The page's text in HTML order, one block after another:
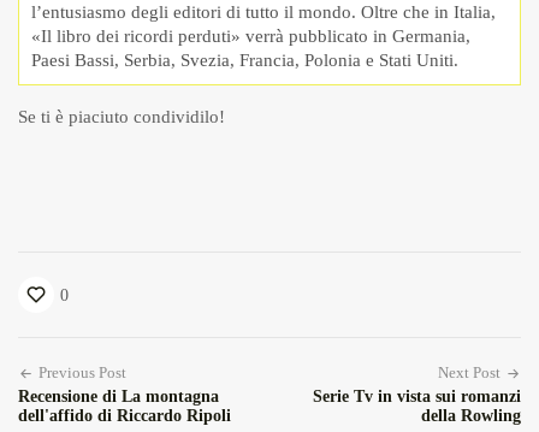
l’entusiasmo degli editori di tutto il mondo. Oltre che in Italia,
«Il libro dei ricordi perduti» verrà pubblicato in Germania,
Paesi Bassi, Serbia, Svezia, Francia, Polonia e Stati Uniti.
Se ti è piaciuto condividilo!
0
Previous Post
Recensione di La montagna
dell'affido di Riccardo Ripoli
Next Post
Serie Tv in vista sui romanzi
della Rowling